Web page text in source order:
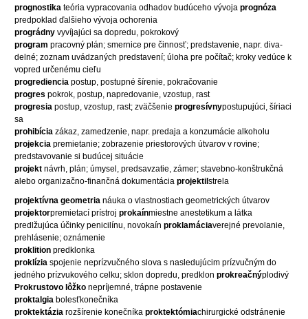
prognostika teória vypracovania odhadov budúceho vývoja prognóza
predpoklad ďalšieho vývoja ochorenia
prográdny vyvíjajúci sa dopredu, pokrokový
program pracovný plán; smernice pre činnosť; predstavenie, napr. diva-
delné; zoznam uvádzaných predstavení; úloha pre počítač; kroky vedúce k
vopred určenému cieľu
progrediencia postup, postupné šírenie, pokračovanie
progres pokrok, postup, napredovanie, vzostup, rast
progresia postup, vzostup, rast; zväčšenie progresívnypostupujúci, šíriaci
sa
prohibícia zákaz, zamedzenie, napr. predaja a konzumácie alkoholu
projekcia premietanie; zobrazenie priestorových útvarov v rovine;
predstavovanie si budúcej situácie
projekt návrh, plán; úmysel, predsavzatie, zámer; stavebno-konštrukčná
alebo organizačno-finančná dokumentácia projektil strela
projektívna geometria náuka o vlastnostiach geometrických útvarov
projektorpremietací prístroj prokaínmiestne anestetikum a látka
predlžujúca účinky penicilínu, novokaín proklamáciaverejné prevolanie,
prehlásenie; oznámenie
proklition predklonka
proklízia spojenie neprízvučného slova s nasledujúcim prízvučným do
jedného prízvukového celku; sklon dopredu, predklon prokreačnýplodivý
Prokrustovo lôžko nepríjemné, trápne postavenie
proktalgia bolesťkonečníka
proktektázia rozšírenie konečníka proktektómiachirurgické odstránenie